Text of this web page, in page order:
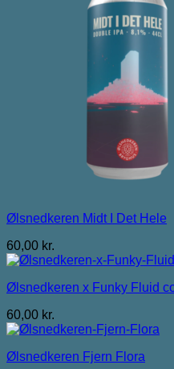
Ølsnedkeren Midt I Det Hele
60,00 kr.
Ølsnedkeren x Funky Fluid
60,00 kr.
Ølsnedkeren Fjern Flora